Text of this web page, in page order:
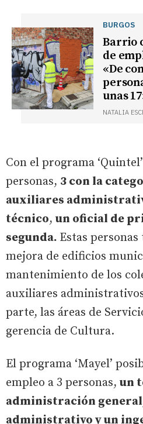
BURGOS
Barrio
de
«De
unas
NATALIA
Con el programa
personas, 3 con la
auxiliares
técnico, un oficial de
segunda. Estas
mejora de edificios
mantenimiento de los
auxiliares
parte, las áreas de
gerencia de Cultura.
El programa ‘Mayel’
empleo a 3 personas, un
administración
administrativo y un